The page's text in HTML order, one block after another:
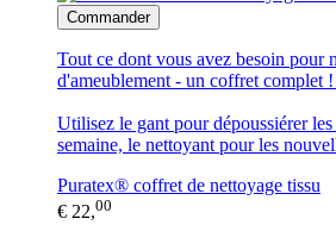
Commander
Tout ce dont vous avez besoin pour
d'ameublement - un coffret complet
Utilisez le gant pour dépoussiérer
semaine, le nettoyant pour les
Puratex® coffret de nettoyage tissu
€ 22,00